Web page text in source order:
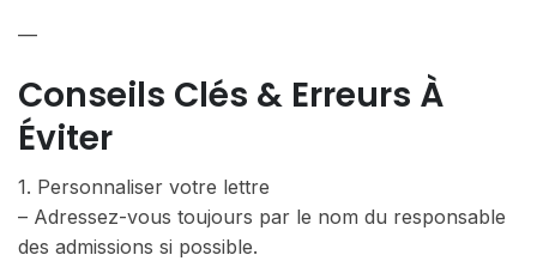
—
Conseils Clés & Erreurs À
Éviter
1. Personnaliser votre lettre
– Adressez-vous toujours par le nom du responsable
des admissions si possible.